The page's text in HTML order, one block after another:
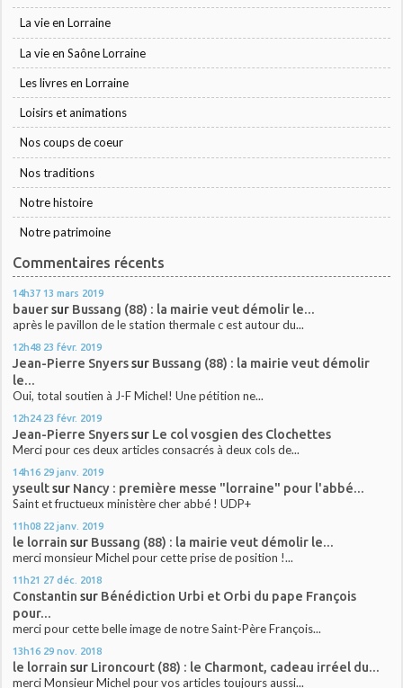
La vie en Lorraine
La vie en Saône Lorraine
Les livres en Lorraine
Loisirs et animations
Nos coups de coeur
Nos traditions
Notre histoire
Notre patrimoine
Commentaires récents
14h37 13 mars 2019
bauersur Bussang (88) : la mairie veut démolir le...
après le pavillon de le station thermale c est autour du...
12h48 23 févr. 2019
Jean-Pierre Snyerssur Bussang (88) : la mairie veut démolir
le...
Oui, total soutien à J-F Michel! Une pétition ne...
12h24 23 févr. 2019
Jean-Pierre Snyerssur Le col vosgien des Clochettes
Merci pour ces deux articles consacrés à deux cols de...
14h16 29 janv. 2019
yseultsur Nancy : première messe "lorraine" pour l'abbé...
Saint et fructueux ministère cher abbé ! UDP+
11h08 22 janv. 2019
le lorrain sur Bussang (88) : la mairie veut démolir le...
merci monsieur Michel pour cette prise de position !...
11h21 27 déc. 2018
Constantin sur Bénédiction Urbi et Orbi du pape François
pour...
merci pour cette belle image de notre Saint-Père François...
13h16 29 nov. 2018
le lorrain sur Lironcourt (88) : le Charmont, cadeau irréel du...
merci Monsieur Michel pour vos articles toujours aussi...